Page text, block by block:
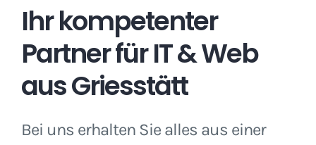
Ihr kompetenter
Partner für IT & Web
aus Griesstätt
Bei uns erhalten Sie alles aus einer